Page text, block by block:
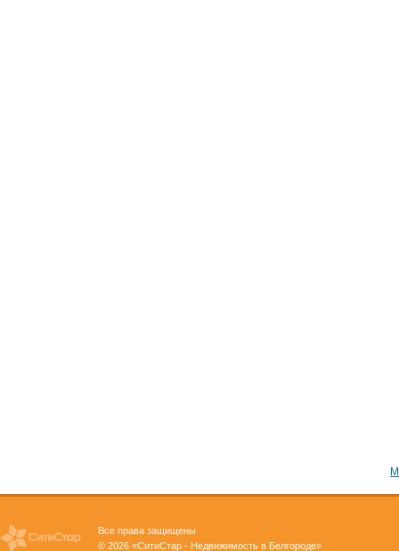
Все права защищены
© 2026 «СитиСтар - Недвижимость в Белгороде»